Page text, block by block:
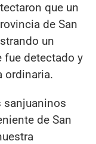
que un
de San
un
fue detectado y
ordinaria.
sanjuaninos
de San